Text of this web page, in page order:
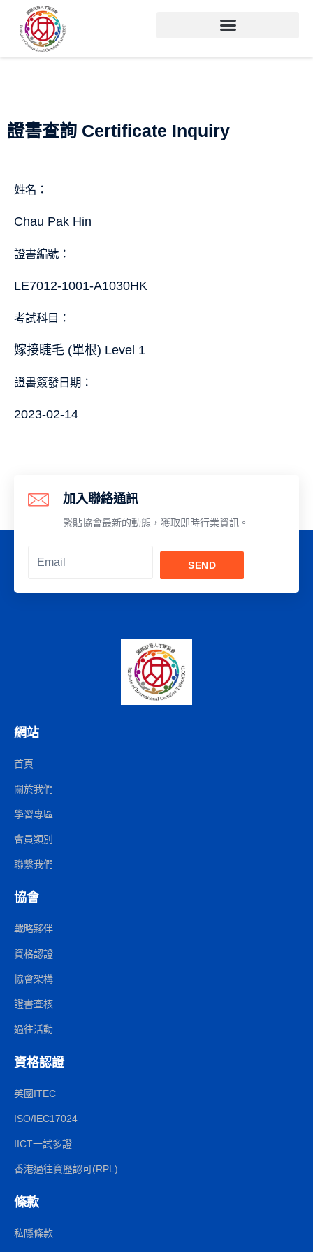
證書查詢 Certificate Inquiry
姓名：
Chau Pak Hin
證書編號：
LE7012-1001-A1030HK
考試科目：
嫁接睫毛 (單根) Level 1
證書簽發日期：
2023-02-14
加入聯絡通訊
緊貼協會最新的動態，獲取即時行業資訊。
SEND
網站
首頁
關於我們
學習專區
會員類別
聯繫我們
協會
戰略夥伴
資格認證
協會架構
證書查核
過往活動
資格認證
英國ITEC
ISO/IEC17024
IICT一試多證
香港過往資歷認可(RPL)
條款
私隱條款